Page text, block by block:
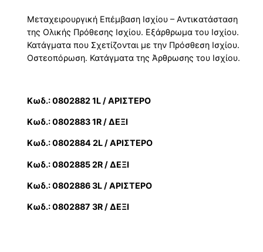
Μεταχειρουργική Επέμβαση Ισχίου – Αντικατάσταση
της Ολικής Πρόθεσης Ισχίου. Εξάρθρωμα του Ισχίου.
Κατάγματα που Σχετίζονται με την Πρόσθεση Ισχίου.
Οστεοπόρωση. Κατάγματα της Άρθρωσης του Ισχίου.
Κωδ.: 0802882 1L / ΑΡΙΣΤΕΡΟ
Κωδ.: 0802883 1R / ΔΕΞΙ
Κωδ.: 0802884 2L / ΑΡΙΣΤΕΡΟ
Κωδ.: 0802885 2R / ΔΕΞΙ
Κωδ.: 0802886 3L / ΑΡΙΣΤΕΡΟ
Κωδ.: 0802887 3R / ΔΕΞΙ